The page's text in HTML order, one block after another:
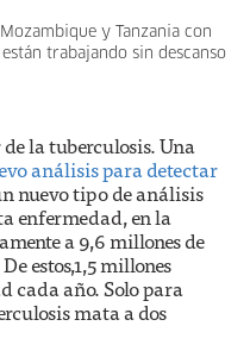
y Tanzania con
trabajando sin descanso
la tuberculosis. Una
análisis para detectar
nuevo tipo de análisis
enfermedad, en la
a 9,6 millones de
estos,1,5 millones
cada año. Solo para
mata a dos